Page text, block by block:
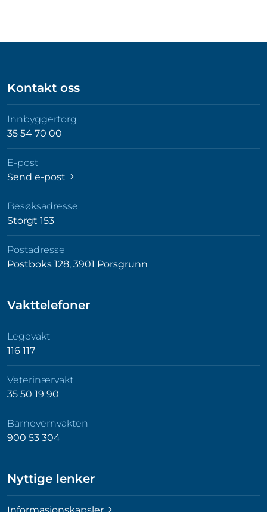
Kontakt oss
Innbyggertorg
35 54 70 00
E-post
Send e-post
Besøksadresse
Storgt 153
Postadresse
Postboks 128, 3901 Porsgrunn
Vakttelefoner
Legevakt
116 117
Veterinærvakt
35 50 19 90
Barnevernvakten
900 53 304
Nyttige lenker